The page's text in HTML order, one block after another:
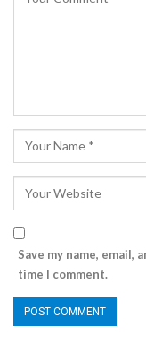
Save my name,
time I comment.